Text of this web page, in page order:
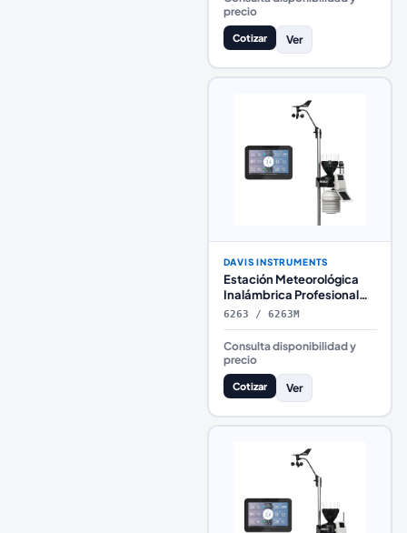
precio
Cotizar Ver
DAVIS INSTRUMENTS
Estación Meteorológica
Inalámbrica Profesional
Davis Instruments Vantage
Aspirado 24 Horas y
Consola WeatherLink
6263 / 6263M
Consulta disponibilidad y
precio
Cotizar Ver